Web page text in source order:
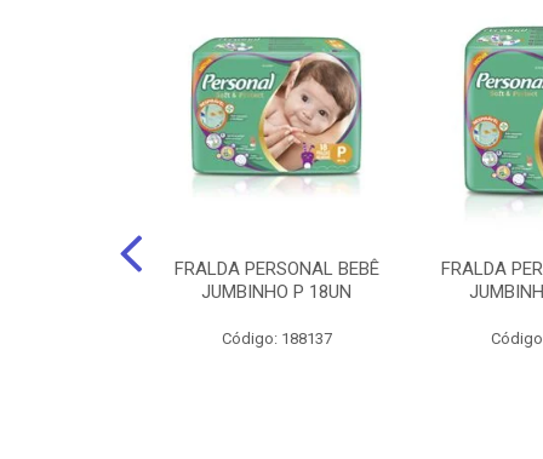
FRALDA PERSONAL BEBÊ
JUMBINHO P 18UN
Código: 188137
FRALDA